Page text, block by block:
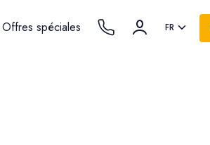
Offres spéciales FR